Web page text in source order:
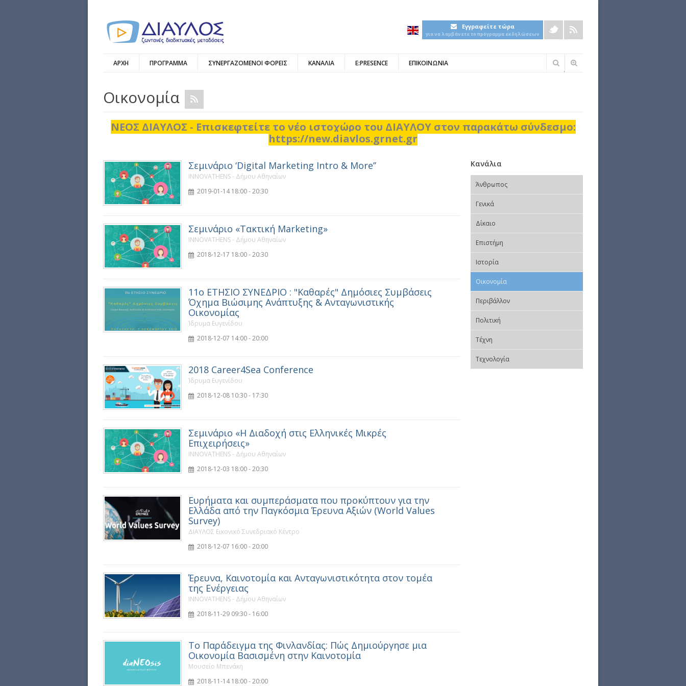
Εγγραφείτε τώρα
για να λαμβάνετε το πρόγραμμα εκδηλώσεων
ΑΡΧΗ ΠΡΟΓΡΑΜΜΑ ΣΥΝΕΡΓΑΖΟΜΕΝΟΙ ΦΟΡΕΙΣ ΚΑΝΑΛΙΑ E:PRESENCE ΕΠΙΚΟΙΝΩΝΙΑ
Φόρμα
Οικονομία
ΝΕΟΣ ΔΙΑΥΛΟΣ - Επισκεφτείτε το νέο ιστοχώρο του ΔΙΑΥΛΟΥ στον παρακάτω σύνδεσμο:
https://new.diavlos.grnet.gr
Σεμινάριο ‘Digital Marketing Intro & More’’
INNOVATHENS - Δήμου Αθηναίων
2019-01-14 18:00 - 20:30
Σεμινάριο «Τακτική Marketing»
INNOVATHENS - Δήμου Αθηναίων
2018-12-17 18:00 - 20:30
11ο ΕΤΗΣΙΟ ΣΥΝΕΔΡΙΟ : "Καθαρές" Δημόσιες Συμβάσεις
Όχημα Βιώσιμης Ανάπτυξης & Ανταγωνιστικής
Οικονομίας
Ίδρυμα Ευγενίδου
2018-12-07 14:00 - 20:00
2018 Career4Sea Conference
Ίδρυμα Ευγενίδου
2018-12-08 10:30 - 17:30
Σεμινάριο «Η Διαδοχή στις Ελληνικές Μικρές
Επιχειρήσεις»
INNOVATHENS - Δήμου Αθηναίων
2018-12-03 18:00 - 20:30
Ευρήματα και συμπεράσματα που προκύπτουν για την
Ελλάδα από την Παγκόσμια Έρευνα Αξιών (World Values
Survey)
ΔΙΑΥΛΟΣ Εικονικό Συνεδριακό Κέντρο
2018-12-07 16:00 - 20:00
Έρευνα, Καινοτομία και Ανταγωνιστικότητα στον τομέα
της Ενέργειας
INNOVATHENS - Δήμου Αθηναίων
2018-11-29 09:30 - 16:00
Το Παράδειγμα της Φινλανδίας: Πώς Δημιούργησε μια
Οικονομία Βασισμένη στην Καινοτομία
Μουσείο Μπενάκη
2018-11-14 18:00 - 20:00
Κανάλια
Άνθρωπος
Γενικά
Δίκαιο
Επιστήμη
Ιστορία
Οικονομία
Περιβάλλον
Πολιτική
Τέχνη
Τεχνολογία